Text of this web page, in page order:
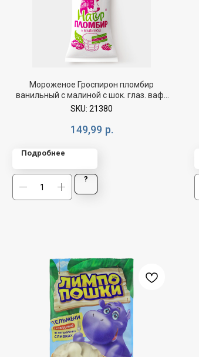
Мороженое Гроспирон пломбир
ванильный с малиной с шок. глаз. ваф/
ст БЗМЖ 90г
SKU: 21380
149,99 р.
Подробнее
?